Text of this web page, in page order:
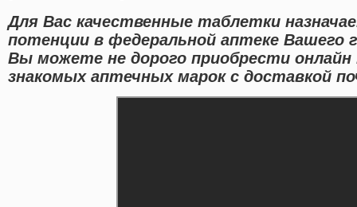
Для Вас качественные таблетки
потенции в федеральной аптеке Вашего
Вы можете не дорого приобрести
знакомых аптечных марок с доставкой